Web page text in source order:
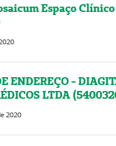
Espaço
ENDEREÇO -
LTDA
2020